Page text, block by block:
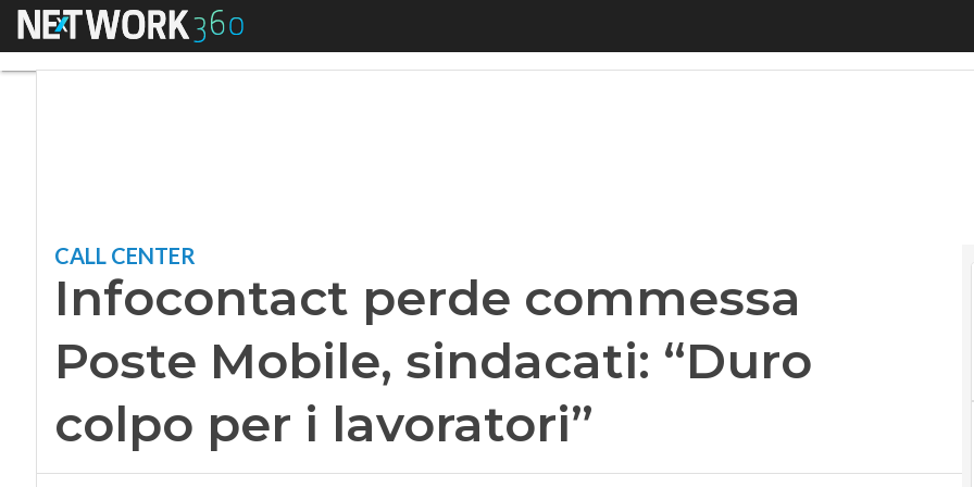
Menu Infocontact perde commessa Poste Mobile, sindacati: “Duro colpo
CALL CENTER
Infocontact perde commessa
Poste Mobile, sindacati: “Duro
colpo per i lavoratori”